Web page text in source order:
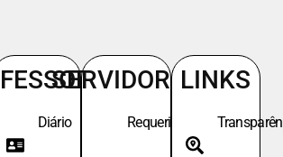
Diário
SERVIDORES
Requeri.
LINKS